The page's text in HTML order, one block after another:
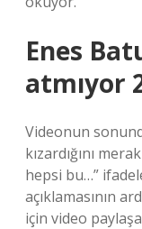
Enes
atmıyor
Videonun
kızardığını
hepsi bu…”
açıklamasının
için video